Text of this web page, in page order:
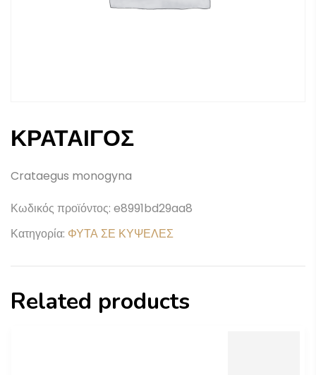
ΚΡΑΤΑΙΓΟΣ
Crataegus monogyna
Κωδικός προϊόντος: e8991bd29aa8
Κατηγορία: ΦΥΤΑ ΣΕ ΚΥΨΕΛΕΣ
Related products